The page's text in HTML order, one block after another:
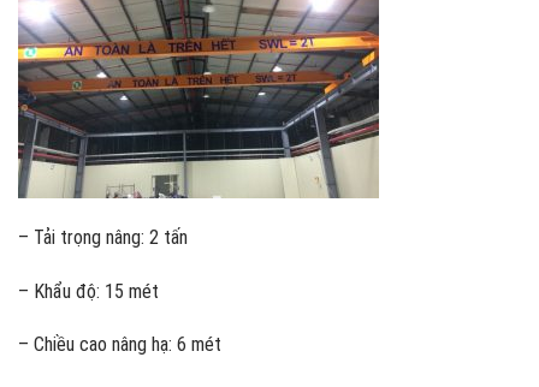
– Tải trọng nâng: 2 tấn
– Khẩu độ: 15 mét
– Chiều cao nâng hạ: 6 mét